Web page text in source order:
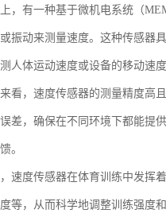
，有一种基于微机电系统（
振动来测量速度。这种传感器
人体运动速度或设备的移动速度
看，速度传感器的测量精度高
差，确保在不同环境下都能提
。
速度传感器在体育训练中发挥
等，从而科学地调整训练强度